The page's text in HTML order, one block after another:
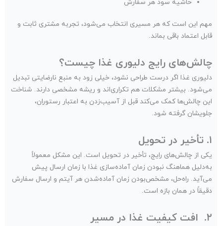
حاشیه سود هر سفارش
مهم این است که هر مسیری انتخاب می‌شود، تجربه مشتری ثابت و
قابل اعتماد باقی بماند.
چالش‌های رایج دلیوری غذا چیست؟
دلیوری غذا اگر درست طراحی نشود، خیلی زود به منبع نارضایتی تبدیل
می‌شود. بیشتر مشکلات هم تکراری‌اند و ریشه مشخصی دارند. شناخت
این چالش‌ها کمک می‌کند قبل از آسیب‌زدن به اعتبار رستوران،
جلویشان گرفته شود.
١. تأخیر در تحویل
یکی از چالش‌های رایج، تأخیر در تحویل است. این مشکل معمولاً
به‌دلیل هماهنگ نبودن زمان آماده‌سازی غذا با زمان ارسال پیش
می‌آید. راه‌حل، مشخص‌بودن زمان آماده‌شدن هر آیتم و ارسال سفارش
دقیقاً در همان بازه است.
٢. افت کیفیت غذا در مسیر